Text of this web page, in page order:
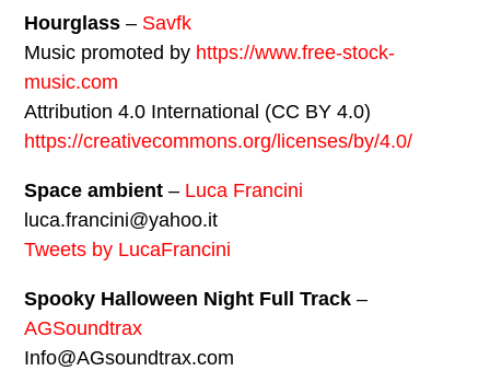
Hourglass – Savfk
Music promoted by https://www.free-stock-
music.com
Attribution 4.0 International (CC BY 4.0)
https://creativecommons.org/licenses/by/4.0/
Space ambient – Luca Francini
luca.francini@yahoo.it
Tweets by LucaFrancini
Spooky Halloween Night Full Track –
AGSoundtrax
Info@AGsoundtrax.com